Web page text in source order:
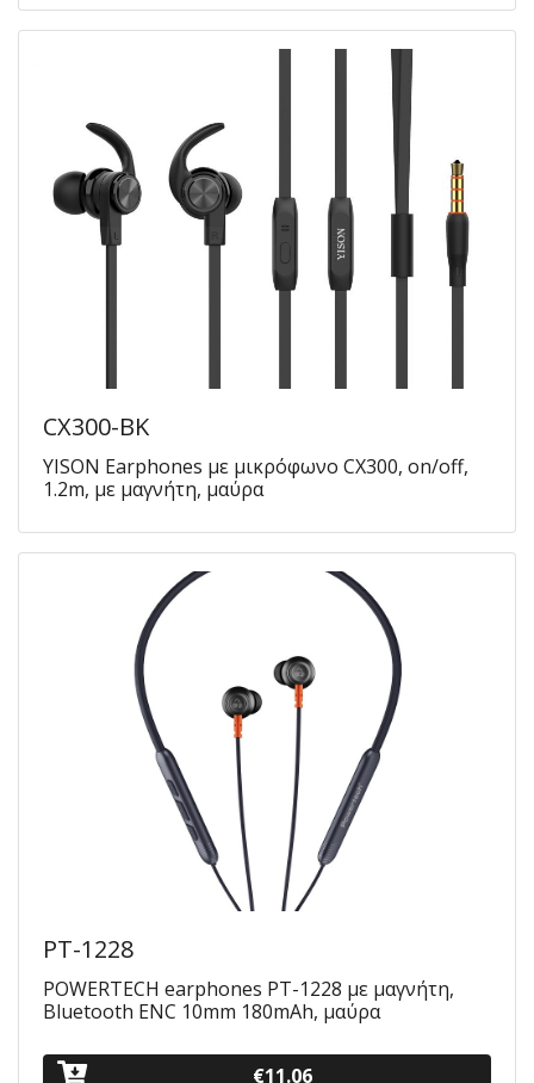
CX300-BK
YISON Earphones με μικρόφωνο CX300, on/off,
1.2m, με μαγνήτη, μαύρα
PT-1228
POWERTECH earphones PT-1228 με μαγνήτη,
Bluetooth ENC 10mm 180mAh, μαύρα
€11.06